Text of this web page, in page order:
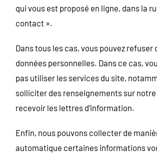
qui vous est proposé en ligne, dans la
contact ».
Dans tous les cas, vous pouvez refuser
données personnelles. Dans ce cas,
pas utiliser les services du site,
solliciter des renseignements sur
recevoir les lettres d’information.
Enfin, nous pouvons collecter de
automatique certaines informations